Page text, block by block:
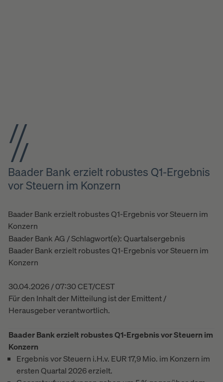
Baader Bank erzielt robustes Q1-Ergebnis
vor Steuern im Konzern
Baader Bank erzielt robustes Q1-Ergebnis vor Steuern im
Konzern
Baader Bank AG / Schlagwort(e): Quartalsergebnis
Baader Bank erzielt robustes Q1-Ergebnis vor Steuern im
Konzern
30.04.2026 / 07:30 CET/CEST
Für den Inhalt der Mitteilung ist der Emittent /
Herausgeber verantwortlich.
Baader Bank erzielt robustes Q1-Ergebnis vor Steuern im
Konzern
Ergebnis vor Steuern i.H.v. EUR 17,9 Mio. im Konzern im
ersten Quartal 2026 erzielt.